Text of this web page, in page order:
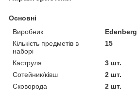
Основні
Виробник
Edenberg
Кількість предметів в
наборі
15
Каструля
3 шт.
Сотейник/ківш
2 шт.
Сковорода
2 шт.